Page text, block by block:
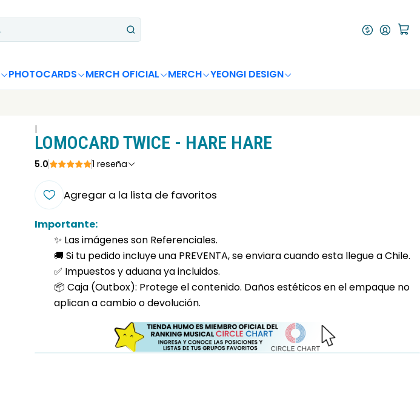
PHOTOCARDS MERCH OFICIAL MERCH YEONGI DESIGN
|
LOMOCARD TWICE - HARE HARE
5.0 1 reseña
Agregar a la lista de favoritos
Importante:
✨ Las imágenes son Referenciales.
🚚 Si tu pedido incluye una PREVENTA, se enviara cuando esta llegue a Chile.
✅ Impuestos y aduana ya incluidos.
📦 Caja (Outbox): Protege el contenido. Daños estéticos en el empaque no
aplican a cambio o devolución.